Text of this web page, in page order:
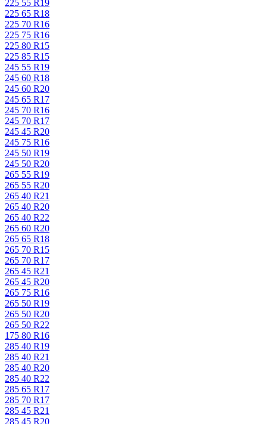
225 55 R19
225 65 R18
225 70 R16
225 75 R16
225 80 R15
225 85 R15
245 55 R19
245 60 R18
245 60 R20
245 65 R17
245 70 R16
245 70 R17
245 45 R20
245 75 R16
245 50 R19
245 50 R20
265 55 R19
265 55 R20
265 40 R21
265 40 R20
265 40 R22
265 60 R20
265 65 R18
265 70 R15
265 70 R17
265 45 R21
265 45 R20
265 75 R16
265 50 R19
265 50 R20
265 50 R22
175 80 R16
285 40 R19
285 40 R21
285 40 R20
285 40 R22
285 65 R17
285 70 R17
285 45 R21
285 45 R20